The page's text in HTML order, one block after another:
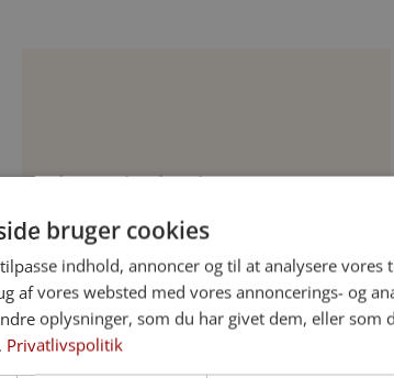
Bisættelse i Dalum
Efter ceremonien køres kisten i
rustvogn til krematoriet. Urnen
nedsættes derefter på et gravsted,
eller asken spredes til havs.
Grundpakke: 13.995 kr.
bruger cookies
indhold, annoncer og til at analysere vores
af vores websted med vores annoncerings- og
oplysninger, som du har givet dem, eller som
Privatlivspolitik